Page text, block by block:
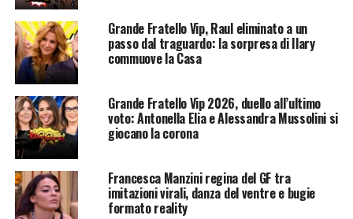
Grande Fratello Vip, Raul eliminato a un
passo dal traguardo: la sorpresa di Ilary
commuove la Casa
Grande Fratello Vip 2026, duello all’ultimo
voto: Antonella Elia e Alessandra Mussolini si
giocano la corona
Francesca Manzini regina del GF tra
imitazioni virali, danza del ventre e bugie
formato reality